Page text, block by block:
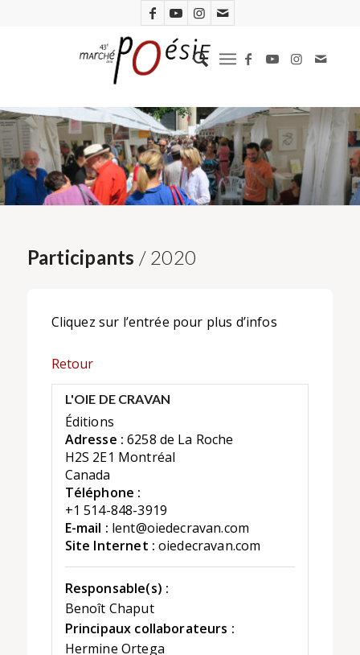
Participants / 2020
Cliquez sur l’entrée pour plus d’infos
Retour
L'OIE DE CRAVAN
Éditions
Adresse : 6258 de La Roche
H2S 2E1 Montréal
Canada
Téléphone :
+1 514-848-3919
E-mail : lent@oiedecravan.com
Site Internet : oiedecravan.com
Responsable(s) :
Benoît Chaput
Principaux collaborateurs :
Hermine Ortega